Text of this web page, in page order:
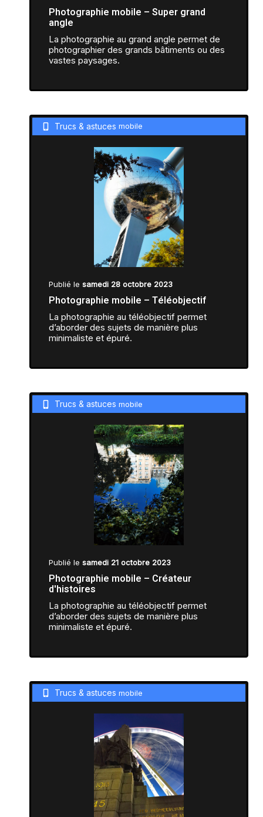
Photographie mobile – Super grand
angle
La photographie au grand angle permet de
photographier des grands bâtiments ou des
vastes paysages.
Trucs & astucesmobile
Publié le samedi 28 octobre 2023
Photographie mobile – Téléobjectif
La photographie au téléobjectif permet
d’aborder des sujets de manière plus
minimaliste et épuré.
Trucs & astucesmobile
Publié le samedi 21 octobre 2023
Photographie mobile – Créateur
d'histoires
La photographie au téléobjectif permet
d’aborder des sujets de manière plus
minimaliste et épuré.
Trucs & astucesmobile